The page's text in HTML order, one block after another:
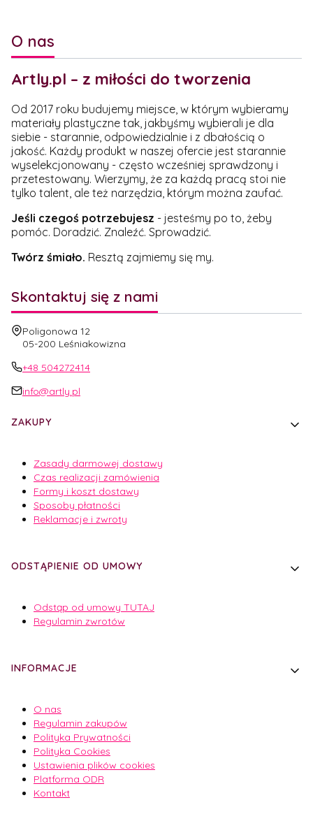
O nas
Artly.pl – z miłości do tworzenia
Od 2017 roku budujemy miejsce, w którym wybieramy
materiały plastyczne tak, jakbyśmy wybierali je dla
siebie - starannie, odpowiedzialnie i z dbałością o
jakość. Każdy produkt w naszej ofercie jest starannie
wyselekcjonowany - często wcześniej sprawdzony i
przetestowany. Wierzymy, że za każdą pracą stoi nie
tylko talent, ale też narzędzia, którym można zaufać.
Jeśli czegoś potrzebujesz - jesteśmy po to, żeby
pomóc. Doradzić. Znaleźć. Sprowadzić.
Twórz śmiało. Resztą zajmiemy się my.
Skontaktuj się z nami
Adres:
Poligonowa 12
05-200 Leśniakowizna
+48 504272414
info@artly.pl
ZAKUPY
Zasady darmowej dostawy
Czas realizacji zamówienia
Formy i koszt dostawy
Sposoby płatności
Reklamacje i zwroty
ODSTĄPIENIE OD UMOWY
Odstąp od umowy TUTAJ
Regulamin zwrotów
INFORMACJE
O nas
Regulamin zakupów
Polityka Prywatności
Polityka Cookies
Ustawienia plików cookies
Platforma ODR
Kontakt